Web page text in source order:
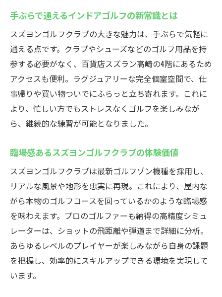
高崎のインドアゴルフで実感する進化
高崎市鞘町で手ぶらで楽しめるゴルフ体験
手ぶらで通えるインドアゴルフスクールの
魅力
完全個室で集中できるゴルフ練習体験
初心者も安心のインドアゴルフスクール利
用法
ント
必要な道具が揃うインドアゴルフの手軽さ
手ぶらゴルフで充実のスクールライフを満
喫
スズヨンゴルフクラブで極めるインドアゴルフ
インドアゴルフスクールでスキルアップを
目指す
プロも通うインドアゴルフの実践的な練習
手ぶらで通えるインドアゴルフの新常識とは
スズヨンゴルフクラブの大きな魅力は、手ぶらで気軽に
通える点です。クラブやシューズなどのゴルフ用品を持
参する必要がなく、百貨店スズラン高崎の4階にあるため
アクセスも便利。ラグジュアリーな完全個室空間で、仕
事帰りや買い物ついでにふらっと立ち寄れます。これに
より、忙しい方でもストレスなくゴルフを楽しみなが
ら、継続的な練習が可能となりました。
臨場感あるスズヨンゴルフクラブの体験価値
スズヨンゴルフクラブは最新ゴルフゾン機種を採用し、
リアルな風景や地形を忠実に再現。これにより、屋内な
がら本物のゴルフコースを回っているかのような臨場感
を味わえます。プロのゴルファーも納得の高精度シミュ
レーターは、ショットの飛距離や弾道まで詳細に分析。
あらゆるレベルのプレイヤーが楽しみながら自身の課題
を把握し、効率的にスキルアップできる環境を実現して
います。